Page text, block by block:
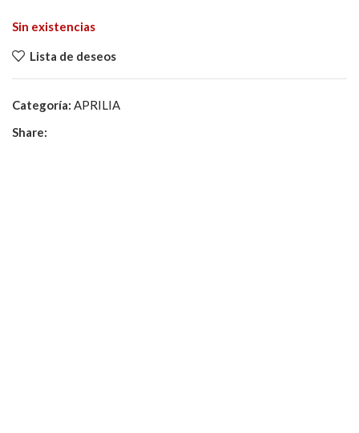
Sin existencias
Lista de deseos
Categoría: APRILIA
Share: